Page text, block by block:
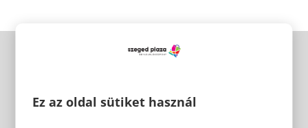
Ez az oldal sütiket használ